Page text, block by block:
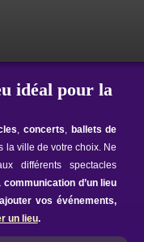
idéal pour la
, concerts, ballets de
la ville de votre choix. Ne
différents spectacles
communication d’un lieu
vos événements,
un lieu.